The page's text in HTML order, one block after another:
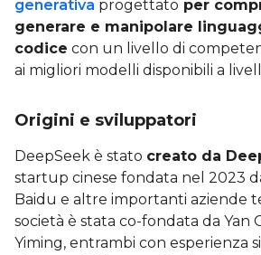
generativa progettato per
generare e manipolare
codice con un livello di
ai migliori modelli disponibili a
Origini e sviluppatori
DeepSeek è stato creato da
startup cinese fondata nel 2023
Baidu e altre importanti aziende
società è stata co-fondata da Yan
Yiming, entrambi con esperienza